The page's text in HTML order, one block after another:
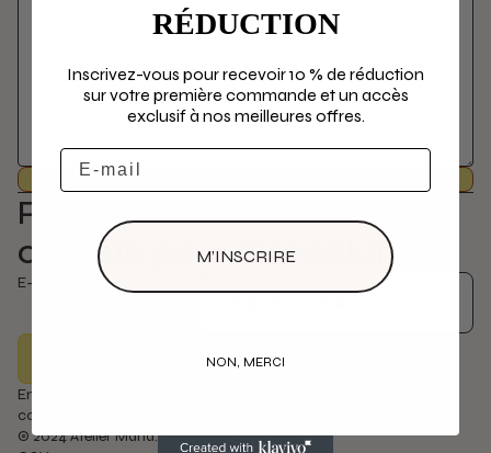
Pour plus d'infos...
ou juste pour dire salut ;)
E-mail
En vous inscrivant vous consentez à notre
confidentialité
© 2024 Atelier Mahd. Tous droits réservés.
RÉDUCTION
Inscrivez-vous pour recevoir 10 % de réduction
sur votre première commande et un accès
exclusif à nos meilleures offres.
Email
M’INSCRIRE
NON, MERCI